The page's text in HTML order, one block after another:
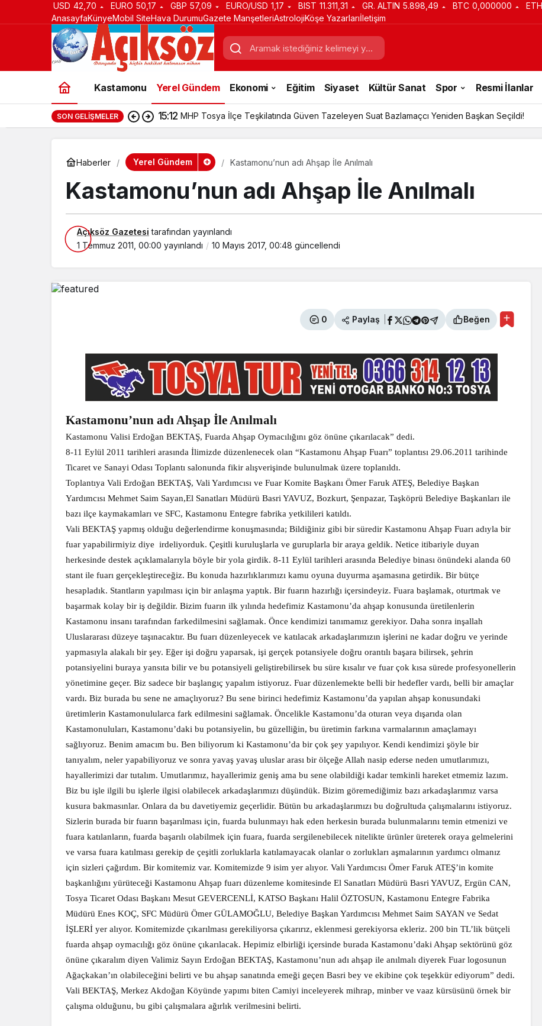
USD 42,70 EURO 50,17 GBP 57,09 EURO/USD 1,17 BIST 11.311,31 GR. ALTIN 5.898,49 BTC 0,000000 ETH
AnasayfaKünyeMobil SiteHava DurumuGazete ManşetleriAstrolojiKöşe Yazarlarıİletişim
Kastamonu Yerel Gündem Ekonomi Eğitim Siyaset Kültür Sanat Spor Resmi İlanlar
SON GELIŞMELER 15:12 MHP Tosya İlçe Teşkilatında Güven Tazeleyen Suat Bazlamaçcı Yeniden Başkan Seçildi!
Haberler Yerel Gündem Kastamonu’nun adı Ahşap İle Anılmalı
Kastamonu’nun adı Ahşap İle Anılmalı
Açıksöz Gazetesi tarafından yayınlandı
1 Temmuz 2011, 00:00 yayınlandı 10 Mayıs 2017, 00:48 güncellendi
0 Paylaş Beğen
Kastamonu’nun adı Ahşap İle Anılmalı
Kastamonu Valisi Erdoğan BEKTAŞ, Fuarda Ahşap Oymacılığını göz önüne çıkarılacak” dedi.
8-11 Eylül 2011 tarihleri arasında İlimizde düzenlenecek olan “Kastamonu Ahşap Fuarı” toplantısı 29.06.2011 tarihinde
Ticaret ve Sanayi Odası Toplantı salonunda fikir alışverişinde bulunulmak üzere toplanıldı.
Toplantıya Vali Erdoğan BEKTAŞ, Vali Yardımcısı ve Fuar Komite Başkanı Ömer Faruk ATEŞ, Belediye Başkan
Yardımcısı Mehmet Saim Sayan,El Sanatları Müdürü Basri YAVUZ, Bozkurt, Şenpazar, Taşköprü Belediye Başkanları ile
bazı ilçe kaymakamları ve SFC, Kastamonu Entegre fabrika yetkilileri katıldı.
Vali BEKTAŞ yapmış olduğu değerlendirme konuşmasında; Bildiğiniz gibi bir süredir Kastamonu Ahşap Fuarı adıyla bir
fuar yapabilirmiyiz diye irdeliyorduk. Çeşitli kuruluşlarla ve guruplarla bir araya geldik. Netice itibariyle duyan
herkesinde destek açıklamalarıyla böyle bir yola girdik. 8-11 Eylül tarihleri arasında Belediye binası önündeki alanda 60
stant ile fuarı gerçekleştireceğiz. Bu konuda hazırlıklarımızı kamu oyuna duyurma aşamasına getirdik. Bir bütçe
hesapladık. Stantların yapılması için bir anlaşma yaptık. Bir fuarın hazırlığı içersindeyiz. Fuara başlamak, oturtmak ve
başarmak kolay bir iş değildir. Bizim fuarın ilk yılında hedefimiz Kastamonu’da ahşap konusunda üretilenlerin
Kastamonu insanı tarafından farkedilmesini sağlamak. Önce kendimizi tanımamız gerekiyor. Daha sonra inşallah
Uluslararası düzeye taşınacaktır. Bu fuarı düzenleyecek ve katılacak arkadaşlarımızın işlerini ne kadar doğru ve yerinde
yapmasıyla alakalı bir şey. Eğer işi doğru yaparsak, işi gerçek potansiyele doğru orantılı başara bilirsek, şehrin
potansiyelini buraya yansıta bilir ve bu potansiyeli geliştirebilirsek bu süre kısalır ve fuar çok kısa sürede profesyonellerin
yönetimine geçer. Biz sadece bir başlangıç yapalım istiyoruz. Fuar düzenlemekte belli bir hedefler vardı, belli bir amaçlar
vardı. Biz burada bu sene ne amaçlıyoruz? Bu sene birinci hedefimiz Kastamonu’da yapılan ahşap konusundaki
üretimlerin Kastamonulularca fark edilmesini sağlamak. Öncelikle Kastamonu’da oturan veya dışarıda olan
Kastamonuluları, Kastamonu’daki bu potansiyelin, bu güzelliğin, bu üretimin farkına varmalarının amaçlamayı
sağlıyoruz. Benim amacım bu. Ben biliyorum ki Kastamonu’da bir çok şey yapılıyor. Kendi kendimizi şöyle bir
tanıyalım, neler yapabiliyoruz ve sonra yavaş yavaş uluslar arası bir ölçeğe Allah nasip ederse neden umutlarımızı,
hayallerimizi dar tutalım. Umutlarımız, hayallerimiz geniş ama bu sene olabildiği kadar temkinli hareket etmemiz lazım.
Biz bu işle ilgili bu işlerle ilgisi olabilecek arkadaşlarımızı düşündük. Bizim göremediğimiz bazı arkadaşlarımız varsa
kusura bakmasınlar. Onlara da bu davetiyemiz geçerlidir. Bütün bu arkadaşlarımızı bu doğrultuda çalışmalarını istiyoruz.
Sizlerin burada bir fuarın başarılması için, fuarda bulunmayı hak eden herkesin burada bulunmalarını temin etmenizi ve
fuara katılanların, fuarda başarılı olabilmek için fuara, fuarda sergilenebilecek nitelikte ürünler üreterek oraya gelmelerini
ve varsa fuara katılması gerekip de çeşitli zorluklarla katılamayacak olanlar o zorlukları aşmalarının yardımcı olmanız
için sizleri çağırdım. Bir komitemiz var. Komitemizde 9 isim yer alıyor. Vali Yardımcısı Ömer Faruk ATEŞ’in komite
başkanlığını yürüteceği Kastamonu Ahşap fuarı düzenleme komitesinde El Sanatları Müdürü Basri YAVUZ, Ergün CAN,
Tosya Ticaret Odası Başkanı Mesut GEVERCENLİ, KATSO Başkanı Halil ÖZTOSUN, Kastamonu Entegre Fabrika
Müdürü Enes KOÇ, SFC Müdürü Ömer GÜLAMOĞLU, Belediye Başkan Yardımcısı Mehmet Saim SAYAN ve Sedat
İŞLERİ yer alıyor. Komitemizde çıkarılması gerekiliyorsa çıkarırız, eklenmesi gerekiyorsa ekleriz. 200 bin TL’lik bütçeli
fuarda ahşap oymacılığı göz önüne çıkarılacak. Hepimiz elbirliği içersinde burada Kastamonu’daki Ahşap sektörünü göz
önüne çıkaralım diyen Valimiz Sayın Erdoğan BEKTAŞ, Kastamonu’nun adı ahşap ile anılmalı diyerek Fuar logosunun
Ağaçkakan’ın olabileceğini belirti ve bu ahşap sanatında emeği geçen Basri bey ve ekibine çok teşekkür ediyorum” dedi.
Vali BEKTAŞ, Merkez Akdoğan Köyünde yapımı biten Camiyi inceleyerek mihrap, minber ve vaaz kürsüsünü örnek bir
çalışma olduğunu, bu gibi çalışmalara ağırlık verilmesini belirti.